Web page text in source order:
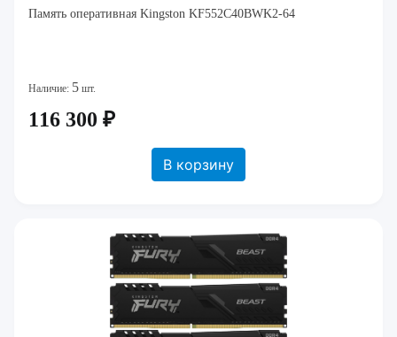
Память оперативная Kingston KF552C40BWK2-64
Наличие: 5 шт.
116 300 ₽
В корзину